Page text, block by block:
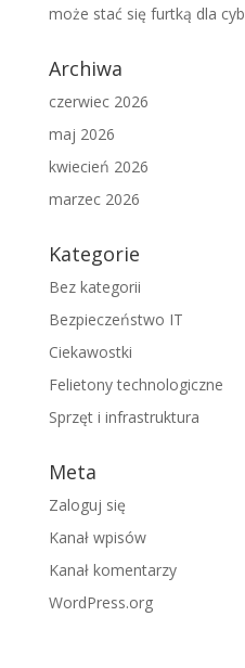
może stać się furtką dla
Archiwa
czerwiec 2026
maj 2026
kwiecień 2026
marzec 2026
Kategorie
Bez kategorii
Bezpieczeństwo IT
Ciekawostki
Felietony technologiczne
Sprzęt i infrastruktura
Meta
Zaloguj się
Kanał wpisów
Kanał komentarzy
WordPress.org